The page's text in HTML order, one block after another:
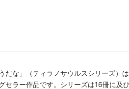
だな」（ティラノサウルスシリーズ）
セラー作品です。シリーズは16冊に